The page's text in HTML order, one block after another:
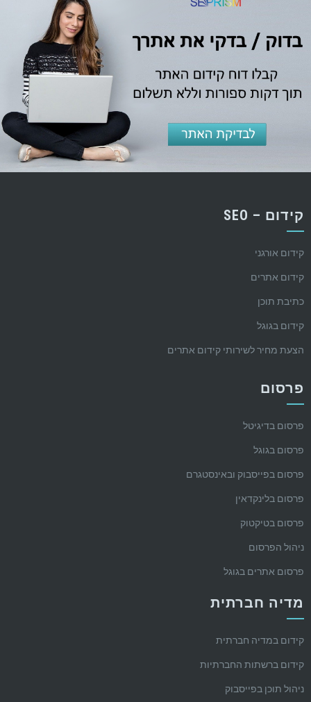
קידום – SEO
קידום אורגני
קידום אתרים
כתיבת תוכן
קידום בגוגל
הצעת מחיר לשירותי קידום אתרים
פרסום
פרסום בדיגיטל
פרסום בגוגל
פרסום בפייסבוק ובאינסטגרם
פרסום בלינקדאין
פרסום בטיקטוק
ניהול הפרסום
פרסום אתרים בגוגל
מדיה חברתית
קידום במדיה חברתית
קידום ברשתות החברתיות
ניהול תוכן בפייסבוק